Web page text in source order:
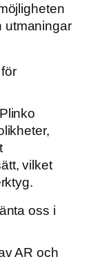
utmaningar
vilket
oss i
AR och